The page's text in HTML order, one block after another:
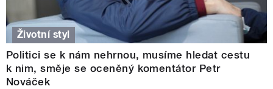
Životní styl
Politici se k nám nehrnou, musíme hledat cestu
k nim, směje se oceněný komentátor Petr
Nováček